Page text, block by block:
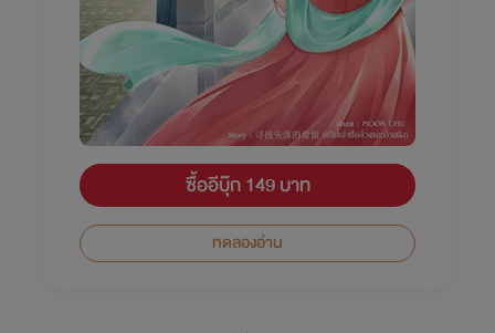
ซื้ออีบุ๊ก 149 บาท
ทดลองอ่าน